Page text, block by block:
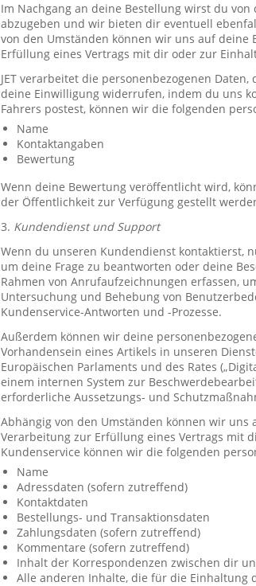
Im Nachgang an deine Bestellung wirst du
abzugeben und wir bieten dir eventuell
von den Umständen können wir uns auf deine
Erfüllung eines Vertrags mit dir oder zur
JET verarbeitet die personenbezogenen
deine Einwilligung widerrufen, indem du uns
Fahrers postest, können wir die folgenden
Name
Kontaktangaben
Bewertung
Wenn deine Bewertung veröffentlicht wird,
der Öffentlichkeit zur Verfügung gestellt
3. Kundendienst und Support
Wenn du unseren Kundendienst kontaktierst,
um deine Frage zu beantworten oder deine
Rahmen von Anrufaufzeichnungen erfassen,
Untersuchung und Behebung von
Kundenservice-Antworten und -Prozesse.
Außerdem können wir deine
Vorhandensein eines Artikels in unseren
Europäischen Parlaments und des Rates
einem internen System zur
erforderliche Aussetzungs- und
Abhängig von den Umständen können wir
Verarbeitung zur Erfüllung eines Vertrags mit
Kundenservice können wir die folgenden
Name
Adressdaten (sofern zutreffend)
Kontaktdaten
Bestellungs- und Transaktionsdaten
Zahlungsdaten (sofern zutreffend)
Kommentare (sofern zutreffend)
Inhalt der Korrespondenzen zwischen dir
Alle anderen Inhalte, die für die Einhaltung